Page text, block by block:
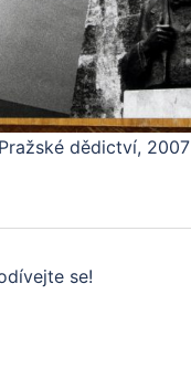
dědictví, 2007
se!